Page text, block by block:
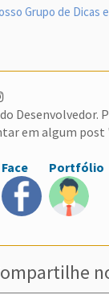
Grupo de Dicas
Desenvolvedor.
em algum post
Face Portfólio